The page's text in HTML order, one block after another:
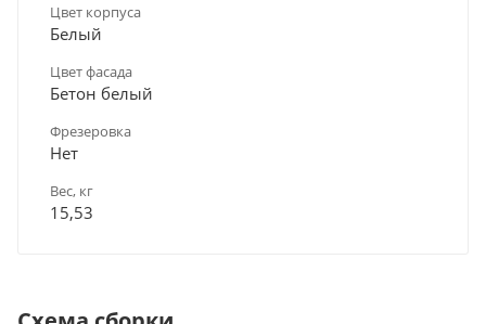
Цвет корпуса
Белый
Цвет фасада
Бетон белый
Фрезеровка
Нет
Вес, кг
15,53